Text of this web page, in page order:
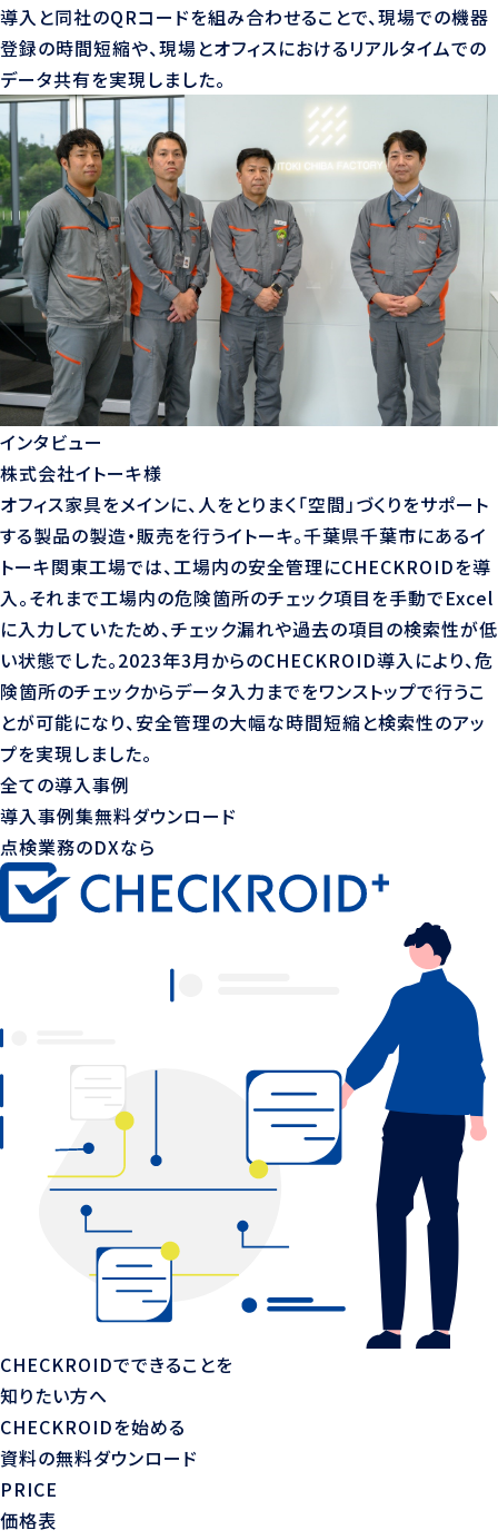
導入と同社のQRコードを組み合わせることで、現場での機器
登録の時間短縮や、現場とオフィスにおけるリアルタイムでの
データ共有を実現しました。
インタビュー
株式会社イトーキ様
オフィス家具をメインに、人をとりまく「空間」づくりをサポート
する製品の製造・販売を行うイトーキ。千葉県千葉市にあるイ
トーキ関東工場では、工場内の安全管理にCHECKROIDを導
入。それまで工場内の危険箇所のチェック項目を手動でExcel
に入力していたため、チェック漏れや過去の項目の検索性が低
い状態でした。2023年3月からのCHECKROID導入により、危
険箇所のチェックからデータ入力までをワンストップで行うこ
とが可能になり、安全管理の大幅な時間短縮と検索性のアッ
プを実現しました。
全ての導入事例
導入事例集無料ダウンロード
点検業務のDXなら
CHECKROIDでできることを
知りたい方へ
CHECKROIDを始める
資料の無料ダウンロード
PRICE
価格表